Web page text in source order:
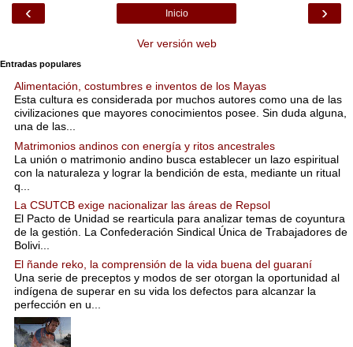
‹ ›
Inicio
Ver versión web
Entradas populares
Alimentación, costumbres e inventos de los Mayas
Esta cultura es considerada por muchos autores como una de las
civilizaciones que mayores conocimientos posee. Sin duda alguna,
una de las...
Matrimonios andinos con energía y ritos ancestrales
La unión o matrimonio andino busca establecer un lazo espiritual
con la naturaleza y lograr la bendición de esta, mediante un ritual
q...
La CSUTCB exige nacionalizar las áreas de Repsol
El Pacto de Unidad se rearticula para analizar temas de coyuntura
de la gestión. La Confederación Sindical Única de Trabajadores de
Bolivi...
El ñande reko, la comprensión de la vida buena del guaraní
Una serie de preceptos y modos de ser otorgan la oportunidad al
indígena de superar en su vida los defectos para alcanzar la
perfección en u...